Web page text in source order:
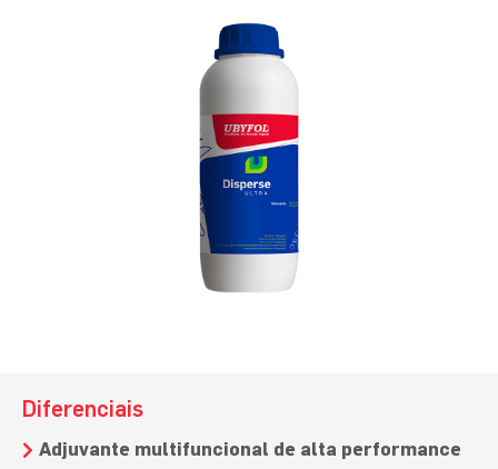
Diferenciais
Adjuvante multifuncional de alta performance